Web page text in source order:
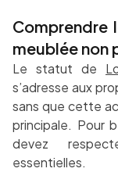
Comprendre
meublée non
Le statut de
s’adresse aux
sans que cette
principale. Pour
devez
essentielles.